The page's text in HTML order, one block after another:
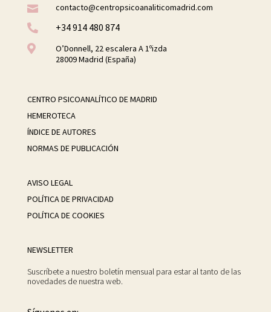

contacto@centropsicoanaliticomadrid.com

+34 914 480 874

O’Donnell, 22 escalera A 1ºizda
28009 Madrid (España)
CENTRO PSICOANALÍTICO DE MADRID
HEMEROTECA
ÍNDICE DE AUTORES
NORMAS DE PUBLICACIÓN
AVISO LEGAL
POLÍTICA DE PRIVACIDAD
POLÍTICA DE COOKIES
NEWSLETTER
Suscríbete a nuestro boletín mensual para estar al tanto de las
novedades de nuestra web.